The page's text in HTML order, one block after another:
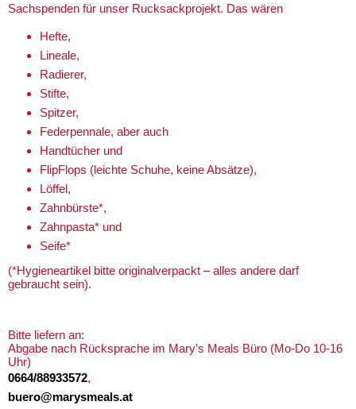
Sachspenden für unser Rucksackprojekt. Das wären
Hefte,
Lineale,
Radierer,
Stifte,
Spitzer,
Federpennale, aber auch
Handtücher und
FlipFlops (leichte Schuhe, keine Absätze),
Löffel,
Zahnbürste*,
Zahnpasta* und
Seife*
(*Hygieneartikel bitte originalverpackt – alles andere darf
gebraucht sein).
Bitte liefern an:
Abgabe nach Rücksprache im Mary’s Meals Büro (Mo-Do 10-16
Uhr)
0664/88933572,
buero@marysmeals.at